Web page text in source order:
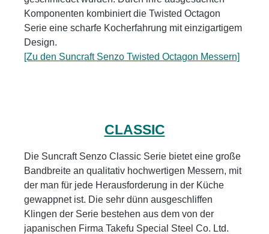
Komponenten kombiniert die Twisted Octagon
Serie eine scharfe Kocherfahrung mit einzigartigem
Design.
[Zu den Suncraft Senzo Twisted Octagon Messern]
CLASSIC
Die Suncraft Senzo Classic Serie bietet eine große
Bandbreite an qualitativ hochwertigen Messern, mit
der man für jede Herausforderung in der Küche
gewappnet ist. Die sehr dünn ausgeschliffen
Klingen der Serie bestehen aus dem von der
japanischen Firma Takefu Special Steel Co. Ltd.